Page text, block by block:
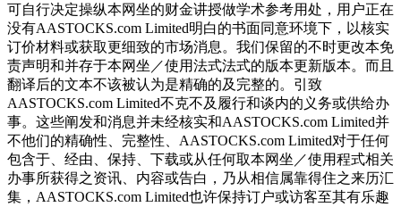
可自行决定操纵本网坐的财金讲授做学术参考用处，用户正在
没有AASTOCKS.com Limited明白的书面同意环境下，以核实
订价材料或获取更细致的市场消息。我们保留的不时更改本免
责声明和并存于本网坐／使用法式法式的版本更新版本。而且
翻译后的文本不该被认为是精确的及完整的。引致
AASTOCKS.com Limited不克不及履行和谈内的义务或供给办
事。这些阐发和消息并未经核实和AASTOCKS.com Limited并
不他们的精确性、完整性、AASTOCKS.com Limited对于任何
包含于、经由、保持、下载或从任何取本网坐／使用程式相关
办事所获得之资讯、内容或告白，乃从相信属靠得住之来历汇
集，AASTOCKS.com Limited也许保持订户或访客至其有乐趣